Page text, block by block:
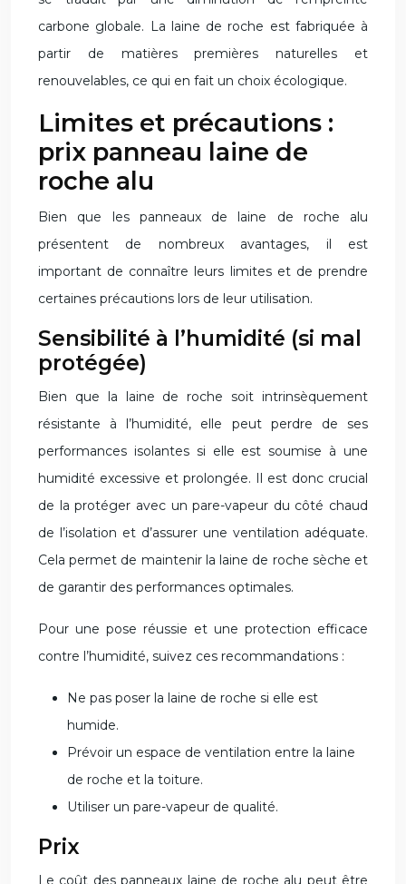
carbone globale. La laine de roche est fabriquée à
partir de matières premières naturelles et
renouvelables, ce qui en fait un choix écologique.
Limites et précautions :
prix panneau laine de
roche alu
Bien que les panneaux de laine de roche alu
présentent de nombreux avantages, il est
important de connaître leurs limites et de prendre
certaines précautions lors de leur utilisation.
Sensibilité à l’humidité (si mal
protégée)
Bien que la laine de roche soit intrinsèquement
résistante à l’humidité, elle peut perdre de ses
performances isolantes si elle est soumise à une
humidité excessive et prolongée. Il est donc crucial
de la protéger avec un pare-vapeur du côté chaud
de l’isolation et d’assurer une ventilation adéquate.
Cela permet de maintenir la laine de roche sèche et
de garantir des performances optimales.
Pour une pose réussie et une protection efficace
contre l’humidité, suivez ces recommandations :
Ne pas poser la laine de roche si elle est
humide.
Prévoir un espace de ventilation entre la laine
de roche et la toiture.
Utiliser un pare-vapeur de qualité.
Prix
Le coût des panneaux laine de roche alu peut être